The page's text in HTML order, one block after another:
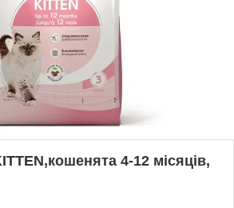
4-12 місяців,